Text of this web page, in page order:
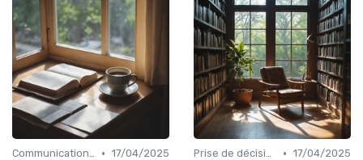
Communication efficace • 17/04/2025
Prise de décision • 17/04/2025